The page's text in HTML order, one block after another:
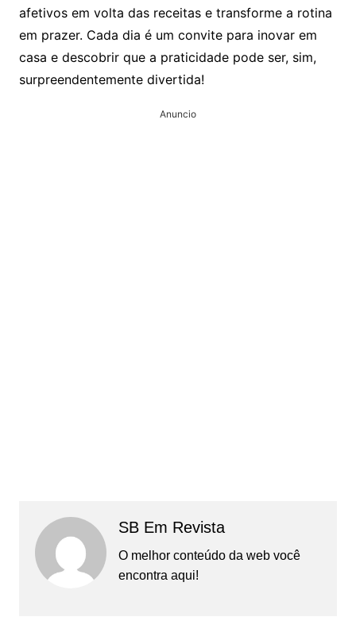
afetivos em volta das receitas e transforme a rotina
em prazer. Cada dia é um convite para inovar em
casa e descobrir que a praticidade pode ser, sim,
surpreendentemente divertida!
Anuncio
SB Em Revista
O melhor conteúdo da web você
encontra aqui!